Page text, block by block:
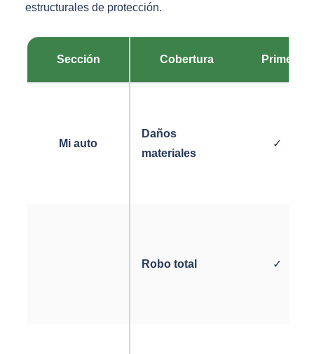
estructurales de protección.
Sección Cobertura Prime
Mi auto
Daños
materiales
✓
Robo total ✓